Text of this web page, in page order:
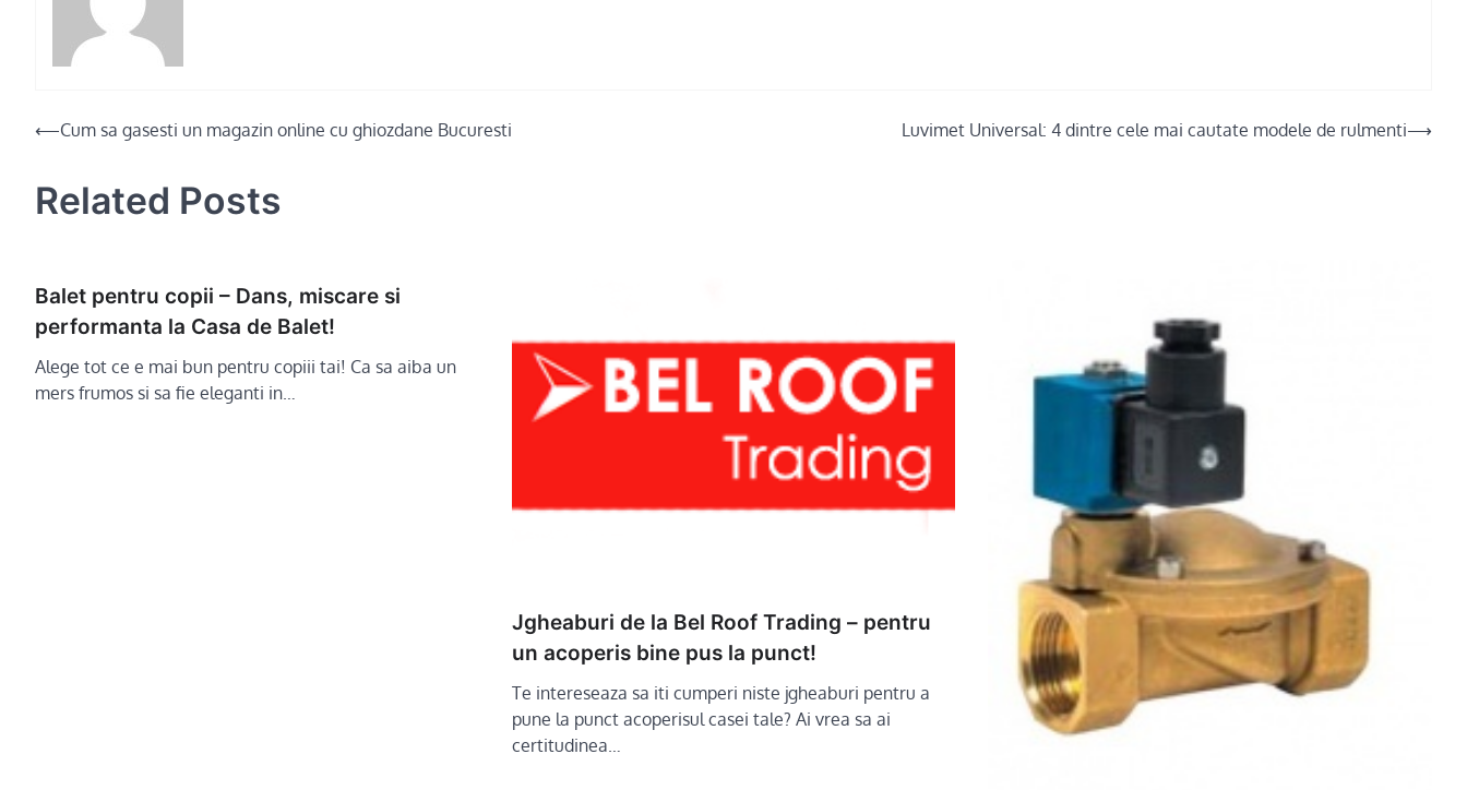
Post
⟵Cum sa gasesti un magazin online cu ghiozdane Bucuresti Luvimet Universal: 4 dintre cele mai cautate modele de rulmenti⟶
Related Posts
Balet pentru copii – Dans, miscare si
performanta la Casa de Balet!
Alege tot ce e mai bun pentru copiii tai! Ca sa aiba un
mers frumos si sa fie eleganti in…
Jgheaburi de la Bel Roof Trading – pentru
un acoperis bine pus la punct!
Te intereseaza sa iti cumperi niste jgheaburi pentru a
pune la punct acoperisul casei tale? Ai vrea sa ai
certitudinea…